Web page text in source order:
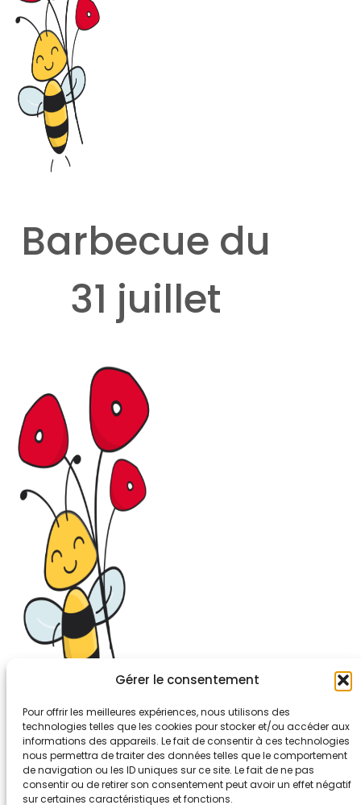
Gérer le consentement
Pour offrir les meilleures expériences, nous utilisons des
technologies telles que les cookies pour stocker et/ou accéder aux
informations des appareils. Le fait de consentir à ces technologies
nous permettra de traiter des données telles que le comportement
de navigation ou les ID uniques sur ce site. Le fait de ne pas
consentir ou de retirer son consentement peut avoir un effet négatif
sur certaines caractéristiques et fonctions.
Barbecue du
31 juillet
26-30, rue de Bellevue
92700 COLOMBES
Tél. 01.56.83.88.30